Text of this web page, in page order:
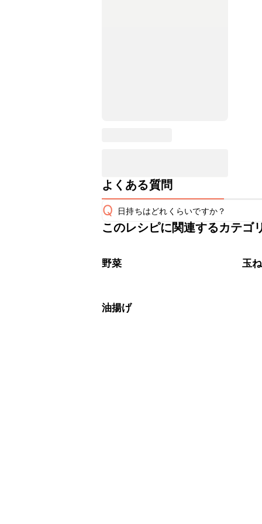
よくある質問
Q 日持ちはどれくらいですか？
保存期間は冷蔵で当日中が目安です
※日持ちは目安です。
このレシピに関連するカテゴ
野菜 玉
油揚げ